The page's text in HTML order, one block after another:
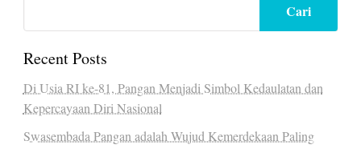
Cari
Recent Posts
Di Usia RI ke-81, Pangan Menjadi Simbol Kedaulatan dan
Kepercayaan Diri Nasional
Swasembada Pangan adalah Wujud Kemerdekaan Paling